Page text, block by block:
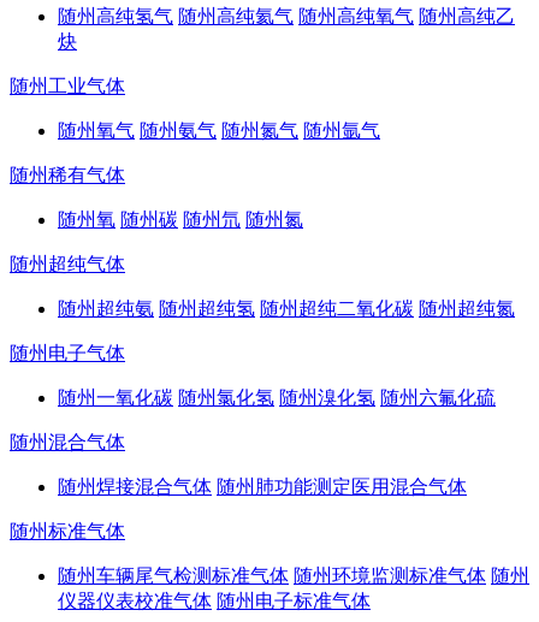
随州高纯氢气 随州高纯氦气 随州高纯氧气 随州高纯乙
炔
随州工业气体
随州氧气 随州氨气 随州氮气 随州氩气
随州稀有气体
随州氧 随州碳 随州氘 随州氮
随州超纯气体
随州超纯氨 随州超纯氢 随州超纯二氧化碳 随州超纯氮
随州电子气体
随州一氧化碳 随州氯化氢 随州溴化氢 随州六氟化硫
随州混合气体
随州焊接混合气体 随州肺功能测定医用混合气体
随州标准气体
随州车辆尾气检测标准气体 随州环境监测标准气体 随州
仪器仪表校准气体 随州电子标准气体